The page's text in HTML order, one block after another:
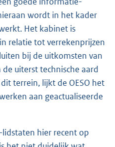
wordt in het kader
Het kabinet is
relatie tot verrekenprijzen
bij de uitkomsten van
de uiterst technische aard
terrein, lijkt de OESO het
aan geactualiseerde
hier recent op